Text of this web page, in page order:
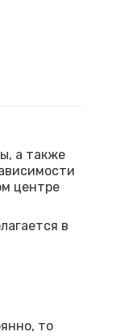
а также
центре
в
то